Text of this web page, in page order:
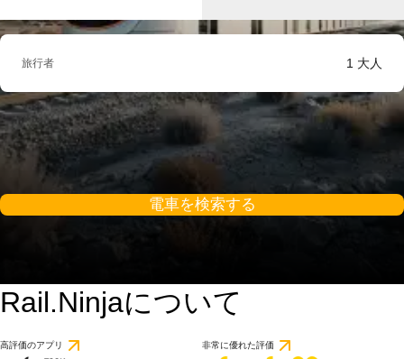
旅行者 1 大人
電車を検索する
Rail.Ninjaについて
高評価のアプリ 非常に優れた評価